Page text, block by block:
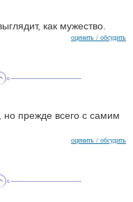
как мужество.
оценить / обсудить
прежде всего с самим
оценить / обсудить